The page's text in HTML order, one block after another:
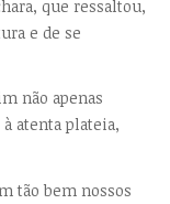
que ressaltou,
e de se
não apenas
atenta plateia,
tão bem nossos